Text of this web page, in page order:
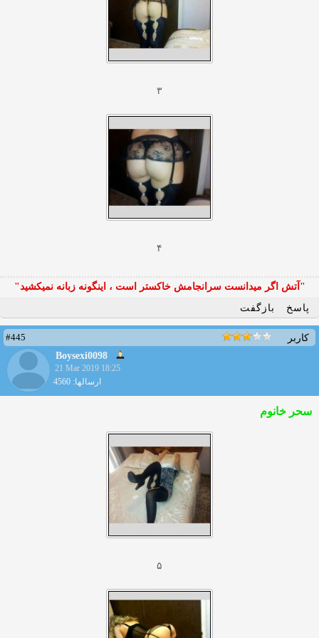
۳
۴
"آتش اگر ميدانست سرانجامش خاكستر است ، اينگونه زبانه نميكشيد"
پاسخ
بازگفت
کاربر
#445
Boysexi0098
21 Mar 2019 18:25
ارسالها: 4560
سحر خانوم
۵